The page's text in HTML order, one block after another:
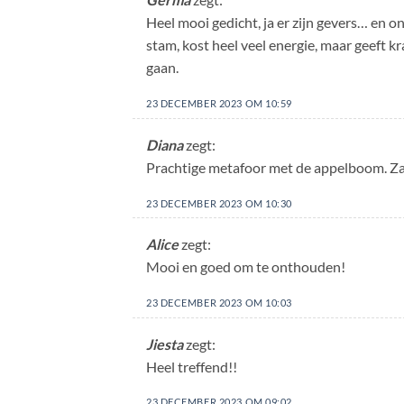
Heel mooi gedicht, ja er zijn gevers… en
stam, kost heel veel energie, maar geeft
gaan.
23 DECEMBER 2023 OM 10:59
Dianazegt:
Prachtige metafoor met de appelboom.
23 DECEMBER 2023 OM 10:30
Alicezegt:
Mooi en goed om te onthouden!
23 DECEMBER 2023 OM 10:03
Jiestazegt:
Heel treffend!!